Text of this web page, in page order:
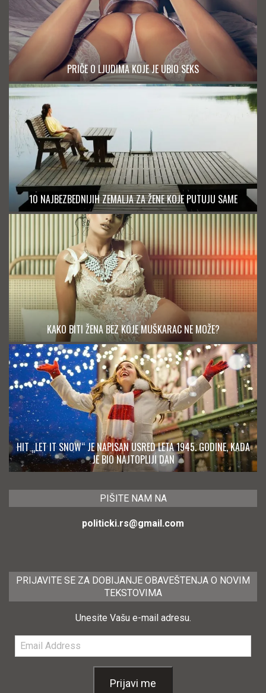
PRIČE O LJUDIMA KOJE JE UBIO SEKS
10 NAJBEZBEDNIJIH ZEMALJA ZA ŽENE KOJE PUTUJU SAME
KAKO BITI ŽENA BEZ KOJE MUŠKARAC NE MOŽE?
HIT „LET IT SNOW“ JE NAPISAN USRED LETA 1945. GODINE, KADA
JE BIO NAJTOPLIJI DAN
PIŠITE NAM NA
politicki.rs@gmail.com
PRIJAVITE SE ZA DOBIJANJE OBAVEŠTENJA O NOVIM
TEKSTOVIMA
Unesite Vašu e-mail adresu.
Email
Address
Prijavi me